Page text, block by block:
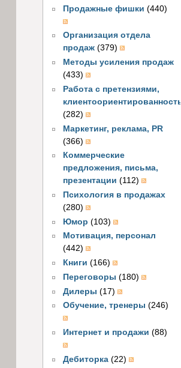
Продажные фишки (440)
Организация отдела
продаж (379)
Методы усиления продаж
(433)
Работа с претензиями,
клиентоориентированность
(282)
Маркетинг, реклама, PR
(366)
Коммерческие
предложения, письма,
презентации (112)
Психология в продажах
(280)
Юмор (103)
Мотивация, персонал
(442)
Книги (166)
Переговоры (180)
Дилеры (17)
Обучение, тренеры (246)
Интернет и продажи (88)
Дебиторка (22)